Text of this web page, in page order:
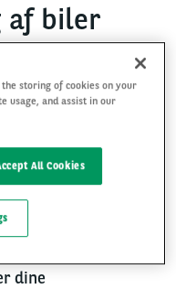
af biler
af biler og
af en
duleasingprisen
dermedhar du
du måske lige
dine
the storing of cookies on your
usage, and assist in our
All Cookies